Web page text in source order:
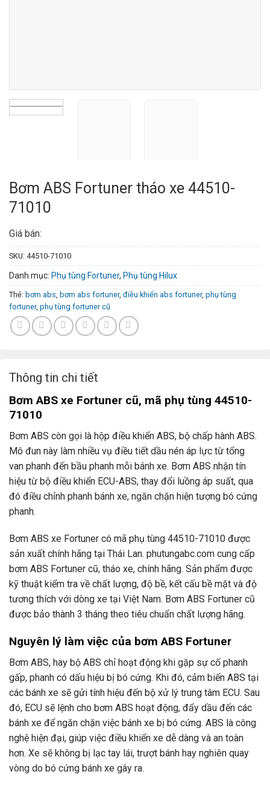
Bơm ABS Fortuner tháo xe 44510-
71010
Giá bán:
SKU: 44510-71010
Danh mục: Phụ tùng Fortuner, Phụ tùng Hilux
Thẻ: bơm abs bơm abs fortuner, điều khiển abs fortuner, phụ tùng
fortuner, phụ tùng fortuner cũ
Thông tin chi tiết
Bơm ABS xe Fortuner cũ, mã phụ tùng 44510-
71010
Bơm ABS còn gọi là hộp điều khiển ABS, bộ chấp hành ABS.
Mô đun này làm nhiều vụ điều tiết dầu nén áp lực từ tổng
van phanh đến bầu phanh mỗi bánh xe. Bơm ABS nhận tín
hiệu từ bộ điều khiển ECU-ABS, thay đổi luồng áp suất, qua
đó điều chỉnh phanh bánh xe, ngăn chặn hiện tượng bó cứng
phanh.
Bơm ABS xe Fortuner có mã phụ tùng 44510-71010 được
sản xuất chính hãng tại Thái Lan. phutungabc.com cung cấp
bơm ABS Fortuner cũ, tháo xe, chính hãng. Sản phẩm được
kỹ thuật kiểm tra về chất lượng, độ bề, kết cấu bề mặt và độ
tương thích với dòng xe tại Việt Nam. Bơm ABS Fortuner cũ
được bảo thành 3 tháng theo tiêu chuẩn chất lượng hãng.
Nguyên lý làm việc của bơm ABS Fortuner
Bơm ABS, hay bộ ABS chỉ hoạt động khi gặp sự cố phanh
gấp, phanh có dấu hiệu bị bó cứng. Khi đó, cảm biến ABS tại
các bánh xe sẽ gửi tính hiệu đến bộ xử lý trung tâm ECU. Sau
đó, ECU sẽ lệnh cho bơm ABS hoạt động, đẩy dầu đến các
bánh xe để ngăn chặn việc bánh xe bị bó cứng. ABS là công
nghệ hiện đại, giúp việc điều khiển xe dễ dàng và an toàn
hơn. Xe sẽ không bị lạc tay lái, trượt bánh hay nghiên quay
vòng do bó cứng bánh xe gây ra.